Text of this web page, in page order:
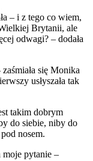
– i z tego co wiem,
Brytanii, ale
odwagi? – dodała
się Monika
usłyszała tak
takim dobrym
do siebie, niby do
nosem.
moje pytanie –